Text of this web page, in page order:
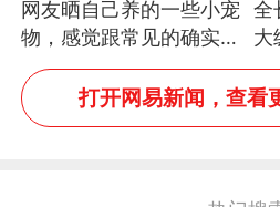
网友晒自己养的一些小宠
物，感觉跟常见的确实有
些不一样
全
大
大
打开网易新闻，查看